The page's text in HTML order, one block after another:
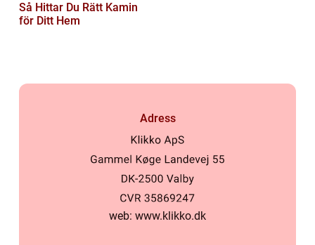
Så Hittar Du Rätt Kamin
för Ditt Hem
Adress
web: www.klikko.dk